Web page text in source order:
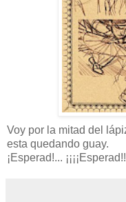
Voy por la mitad del
esta quedando guay.
¡Esperad!...